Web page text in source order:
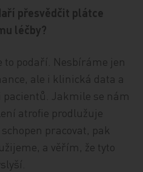
přesvědčit plátce
léčby?
to podaří. Nesbíráme jen
ale i klinická data a
pacientů. Jakmile se nám
atrofie prodlužuje
pracovat, pak
a věřím, že tyto